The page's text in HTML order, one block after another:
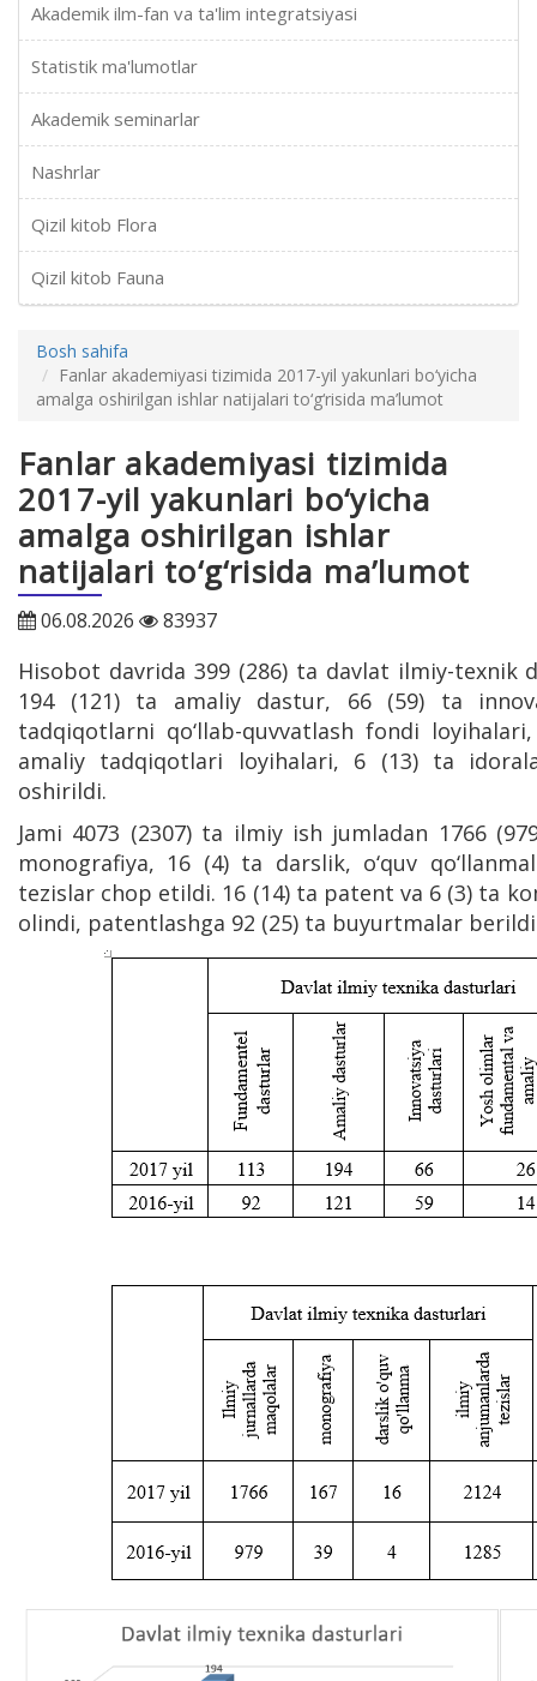
Akademik ilm-fan va ta'lim integratsiyasi
Statistik ma'lumotlar
Akademik seminarlar
Nashrlar
Qizil kitob Flora
Qizil kitob Fauna
Bosh sahifa
Fanlar akademiyasi tizimida 2017-yil yakunlari bo‘yicha
amalga oshirilgan ishlar natijalari to‘g‘risida ma’lumot
Fanlar akademiyasi tizimida
2017-yil yakunlari bo‘yicha
amalga oshirilgan ishlar
natijalari to‘g‘risida ma’lumot
06.08.2026 83937
Hisobot davrida 399 (286) ta davlat ilmiy-texnik
194 (121) ta amaliy dastur, 66 (59) ta
tadqiqotlarni qo‘llab-quvvatlash fondi
amaliy tadqiqotlari loyihalari, 6 (13) ta
oshirildi.
Jami 4073 (2307) ta ilmiy ish jumladan 1766
monografiya, 16 (4) ta darslik, o‘quv
tezislar chop etildi. 16 (14) ta patent va 6 (3) ta
olindi, patentlashga 92 (25) ta buyurtmalar